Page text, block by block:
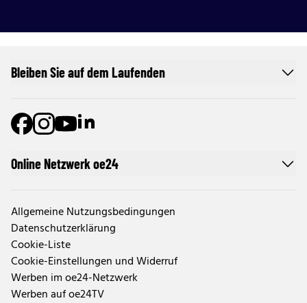
Online Netzwerk oe24
Allgemeine Nutzungsbedingungen
Datenschutzerklärung
Cookie-Liste
Cookie-Einstellungen und Widerruf
Werben im oe24-Netzwerk
Werben auf oe24TV
Bleiben Sie auf dem Laufenden